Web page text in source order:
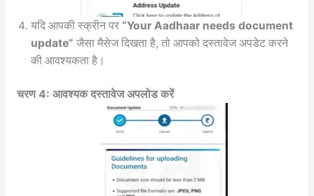
यदि आपकी स्क्रीन पर “Your Aadhaar needs document
update” जैसा मैसेज दिखता है, तो आपको दस्तावेज अपडेट करने
की आवश्यकता है।
चरण 4: आवश्यक दस्तावेज अपलोड करें